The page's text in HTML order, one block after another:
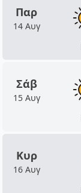
Παρ
14 Αυγ
Σάβ
15 Αυγ
Κυρ
16 Αυγ